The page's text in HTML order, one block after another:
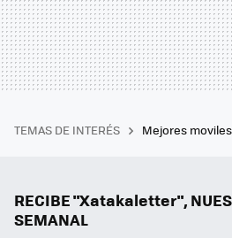
TEMAS DE INTERÉS Mejores
RECIBE "Xatakaletter",
SEMANAL